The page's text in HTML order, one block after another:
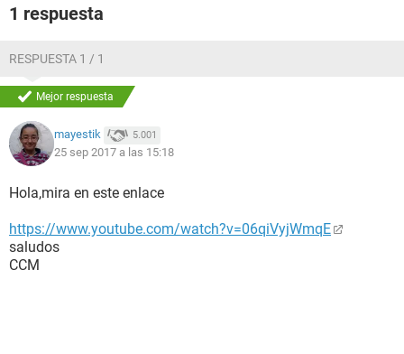
1 respuesta
RESPUESTA 1 / 1
Mejor respuesta
mayestik 5.001
25 sep 2017 a las 15:18
Hola,mira en este enlace
https://www.youtube.com/watch?v=06qiVyjWmqE
saludos
CCM